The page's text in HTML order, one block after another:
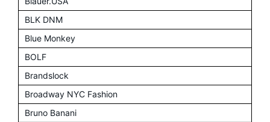
BLK DNM
Blue Monkey
BOLF
Brandslock
Broadway NYC Fashion
Bruno Banani